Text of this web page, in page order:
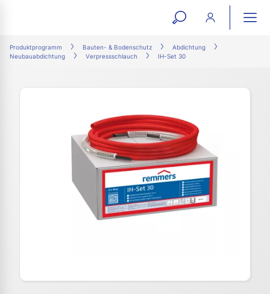
open
search
Produktprogramm Bauten- & Bodenschutz
Abdichtung
Neubauabdichtung
Verpressschlauch IH-Set 30